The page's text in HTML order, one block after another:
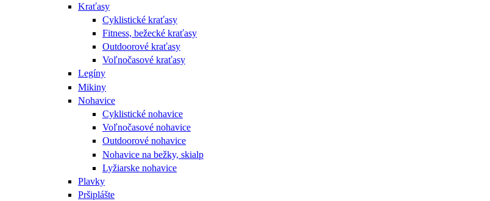
Kraťasy
Cyklistické kraťasy
Fitness, bežecké kraťasy
Outdoorové kraťasy
Voľnočasové kraťasy
Legíny
Mikiny
Nohavice
Cyklistické nohavice
Voľnočasové nohavice
Outdoorové nohavice
Nohavice na bežky, skialp
Lyžiarske nohavice
Plavky
Pršiplášte